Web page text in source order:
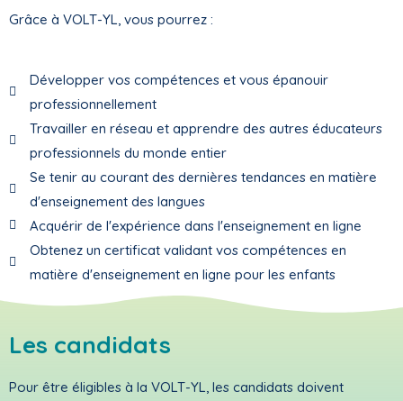
Grâce à VOLT-YL, vous pourrez :
Développer vos compétences et vous épanouir
professionnellement
Travailler en réseau et apprendre des autres éducateurs
professionnels du monde entier
Se tenir au courant des dernières tendances en matière
d'enseignement des langues
Acquérir de l'expérience dans l'enseignement en ligne
Obtenez un certificat validant vos compétences en
matière d'enseignement en ligne pour les enfants
Les candidats
Pour être éligibles à la VOLT-YL, les candidats doivent